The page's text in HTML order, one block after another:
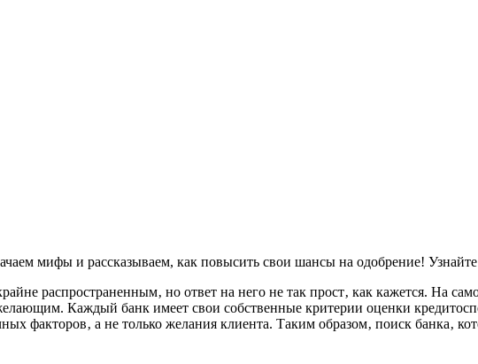
мифы и рассказываем, как повысить свои шансы на одобрение!
распространенным‚ но ответ на него не так прост‚ как кажется. На
Каждый банк имеет свои собственные критерии оценки
факторов‚ а не только желания клиента. Таким образом‚ поиск банка‚